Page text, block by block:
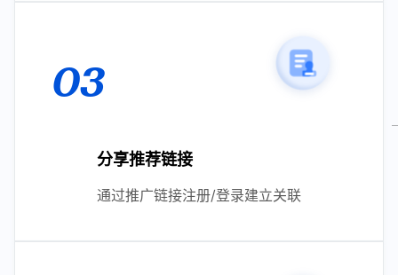
03
分享推荐链接
通过推广链接注册/登录建立关联